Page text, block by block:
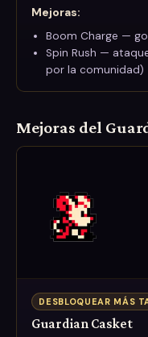
Mejoras:
Boom Charge —
Spin Rush —
por la comunidad)
Mejoras del
DESBLOQUEAR MÁS
Guardian Casket